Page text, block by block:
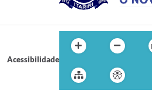
Acessibilidade